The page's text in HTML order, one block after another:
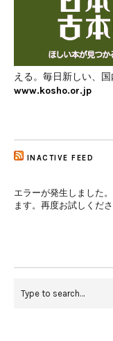
える。毎日新しい、
www.kosho.or.jp
INACTIVE FEED
エラーが発生しました
ます。再度お試しくださ